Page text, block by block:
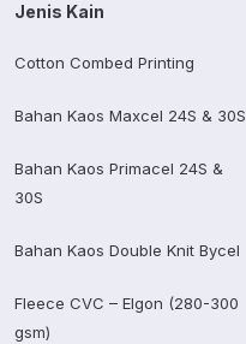
Jenis Kain
Cotton Combed Printing
Bahan Kaos Maxcel 24S & 30S
Bahan Kaos Primacel 24S &
30S
Bahan Kaos Double Knit Bycel
Fleece CVC – Elgon (280-300
gsm)